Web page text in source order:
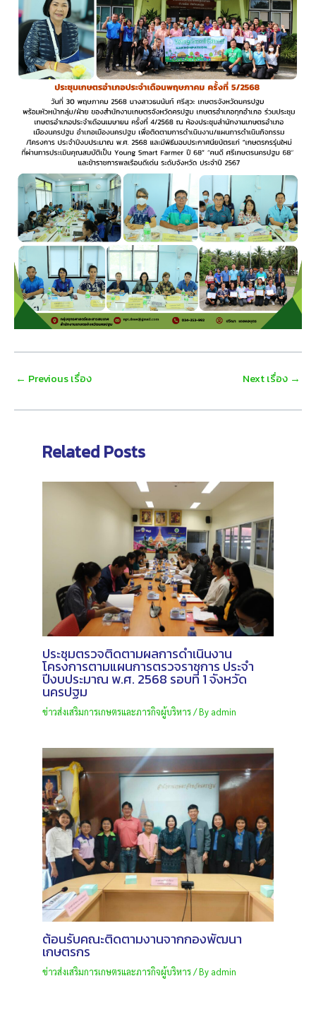
Post
← Previous เรื่อง Next เรื่อง →
Related Posts
ประชุมตรวจติดตามผลการดำเนินงาน
โครงการตามแผนการตรวจราชการ ประจำ
ปีงบประมาณ พ.ศ. 2568 รอบที่ 1 จังหวัด
นครปฐม
ข่าวส่งเสริมการเกษตรและภารกิจผู้บริหาร/ By admin
ต้อนรับคณะติดตามงานจากกองพัฒนา
เกษตรกร
ข่าวส่งเสริมการเกษตรและภารกิจผู้บริหาร/ By admin